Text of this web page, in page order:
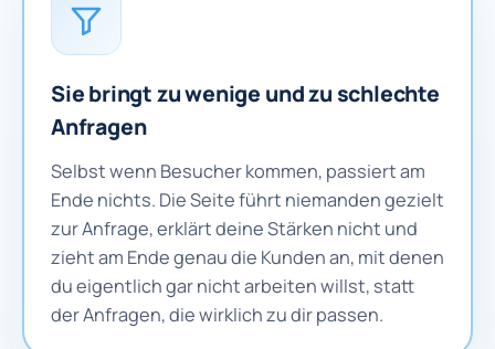
Sie bringt zu wenige und zu schlechte
Anfragen
Selbst wenn Besucher kommen, passiert am
Ende nichts. Die Seite führt niemanden gezielt
zur Anfrage, erklärt deine Stärken nicht und
zieht am Ende genau die Kunden an, mit denen
du eigentlich gar nicht arbeiten willst, statt
der Anfragen, die wirklich zu dir passen.